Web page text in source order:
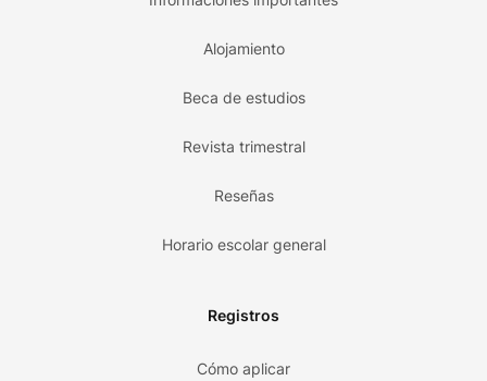
Alojamiento
Beca de estudios
Revista trimestral
Reseñas
Horario escolar general
Registros
Cómo aplicar